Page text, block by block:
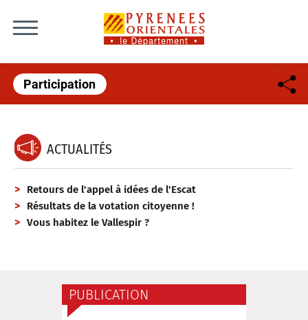
Participation
ACTUALITÉS
Retours de l'appel à idées de l'Escat
Résultats de la votation citoyenne !
Vous habitez le Vallespir ?
PUBLICATION